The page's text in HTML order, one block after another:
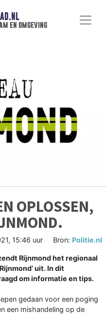
en omgeving
OPLOSSEN,
15:46 uur Bron: Politie.nl
Rijnmond het regionaal
uit. In dit
om informatie en tips.
gedaan voor een poging
een mishandeling op de